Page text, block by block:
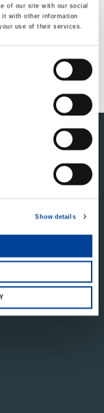
of our site with our social
it with other information
use of their services.
Show details